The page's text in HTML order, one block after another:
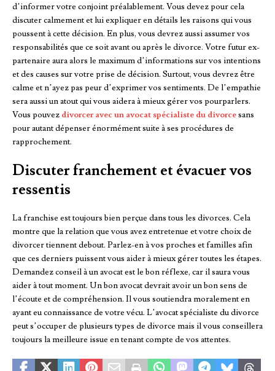
d’informer votre conjoint préalablement. Vous devez pour cela
discuter calmement et lui expliquer en détails les raisons qui vous
poussent à cette décision. En plus, vous devrez aussi assumer vos
responsabilités que ce soit avant ou après le divorce. Votre futur ex-
partenaire aura alors le maximum d’informations sur vos intentions
et des causes sur votre prise de décision. Surtout, vous devrez être
calme et n’ayez pas peur d’exprimer vos sentiments. De l’empathie
sera aussi un atout qui vous aidera à mieux gérer vos pourparlers.
Vous pouvez divorcer avec un avocat spécialiste du divorcesans
pour autant dépenser énormément suite à ses procédures de
rapprochement.
Discuter franchement et évacuer vos
ressentis
La franchise est toujours bien perçue dans tous les divorces. Cela
montre que la relation que vous avez entretenue et votre choix de
divorcer tiennent debout. Parlez-en à vos proches et familles afin
que ces derniers puissent vous aider à mieux gérer toutes les étapes.
Demandez conseil à un avocat est le bon réflexe, car il saura vous
aider à tout moment. Un bon avocat devrait avoir un bon sens de
l’écoute et de compréhension. Il vous soutiendra moralement en
ayant eu connaissance de votre vécu. L’avocat spécialiste du divorce
peut s’occuper de plusieurs types de divorce mais il vous conseillera
toujours la meilleure issue en tenant compte de vos attentes.